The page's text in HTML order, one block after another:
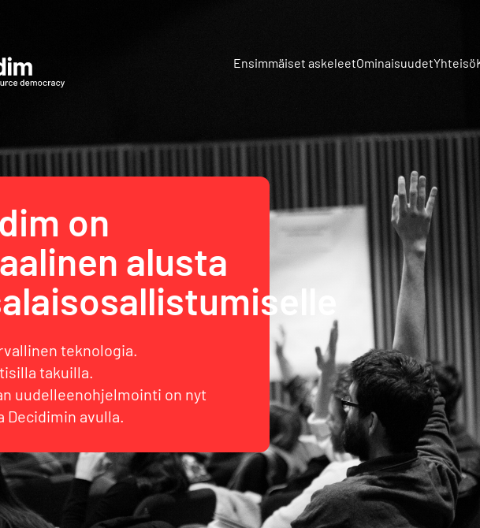
Ensimmäiset askeleetOminaisuudetYhteisö
on
alusta
teknologia.
takuilla.
uudelleenohjelmointi on nyt
Decidimin avulla.